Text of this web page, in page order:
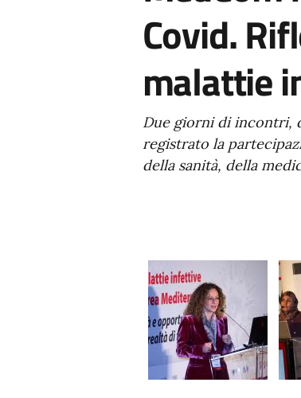
Covid.
malattie
Due giorni di incontri,
registrato la
della sanità, della